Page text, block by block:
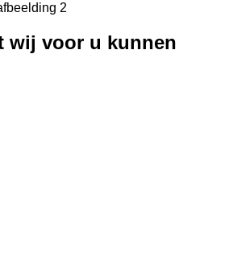
wij voor u kunnen